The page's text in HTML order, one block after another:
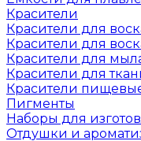
Красители
Красители для
Красители для
Красители для
Красители для
Красители
Пигменты
Наборы для
Отдушки и